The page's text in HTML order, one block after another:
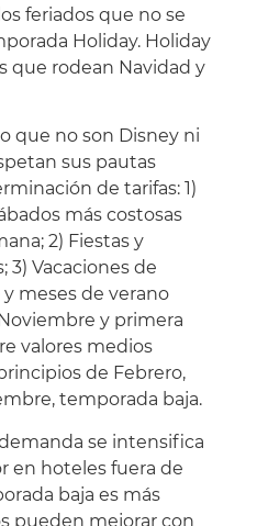
feriados que no se
Holiday. Holiday
que rodean Navidad y
que no son Disney ni
sus pautas
de tarifas: 1)
más costosas
2) Fiestas y
3) Vacaciones de
meses de verano
y primera
valores medios
de Febrero,
temporada baja.
se intensifica
en hoteles fuera de
baja es más
pueden mejorar con